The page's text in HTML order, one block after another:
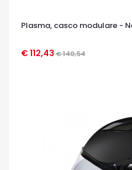
Plasma, casco modulare -
€ 112,43 € 140,54
OCCHIATA VELOCE